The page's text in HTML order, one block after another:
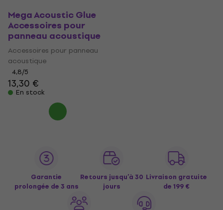
Mega Acoustic Glue
Accessoires pour
panneau acoustique
Accessoires pour panneau
acoustique
4,8/5
13,30 €
En stock
Garantie
prolongée de 3 ans
Retours jusqu’à 30
jours
Livraison gratuite
de 199 €